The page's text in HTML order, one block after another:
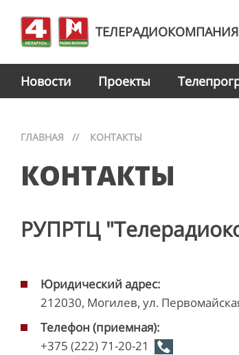
ТЕЛЕРАДИОКОМПАНИЯ
Новости Проекты
ГЛАВНАЯ // КОНТАКТЫ
КОНТАКТЫ
РУПРТЦ
Юридический адрес:
212030, Могилев, ул.
Телефон (приемная):
+375 (222) 71-20-21